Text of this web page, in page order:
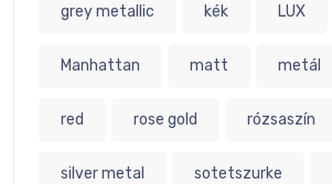
grey metallic kék LUX
Manhattan matt metál
red rose gold rózsaszín
silver metal sotetszurke